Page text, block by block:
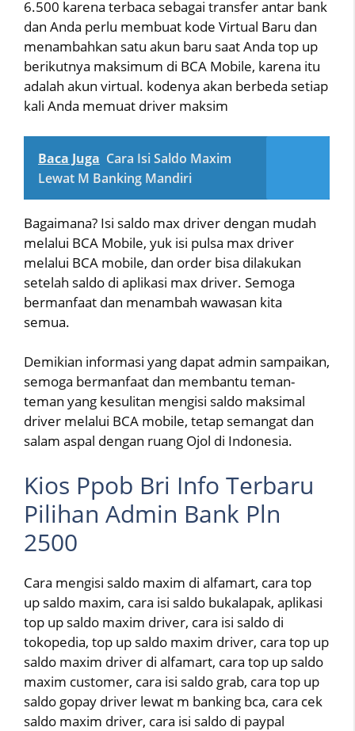
6.500 karena terbaca sebagai transfer antar bank
dan Anda perlu membuat kode Virtual Baru dan
menambahkan satu akun baru saat Anda top up
berikutnya maksimum di BCA Mobile, karena itu
adalah akun virtual. kodenya akan berbeda setiap
kali Anda memuat driver maksim
Baca Juga Cara Isi Saldo Maxim
Lewat M Banking Mandiri
Bagaimana? Isi saldo max driver dengan mudah
melalui BCA Mobile, yuk isi pulsa max driver
melalui BCA mobile, dan order bisa dilakukan
setelah saldo di aplikasi max driver. Semoga
bermanfaat dan menambah wawasan kita
semua.
Demikian informasi yang dapat admin sampaikan,
semoga bermanfaat dan membantu teman-
teman yang kesulitan mengisi saldo maksimal
driver melalui BCA mobile, tetap semangat dan
salam aspal dengan ruang Ojol di Indonesia.
Kios Ppob Bri Info Terbaru
Pilihan Admin Bank Pln
2500
Cara mengisi saldo maxim di alfamart, cara top
up saldo maxim, cara isi saldo bukalapak, aplikasi
top up saldo maxim driver, cara isi saldo di
tokopedia, top up saldo maxim driver, cara top up
saldo maxim driver di alfamart, cara top up saldo
maxim customer, cara isi saldo grab, cara top up
saldo gopay driver lewat m banking bca, cara cek
saldo maxim driver, cara isi saldo di paypal